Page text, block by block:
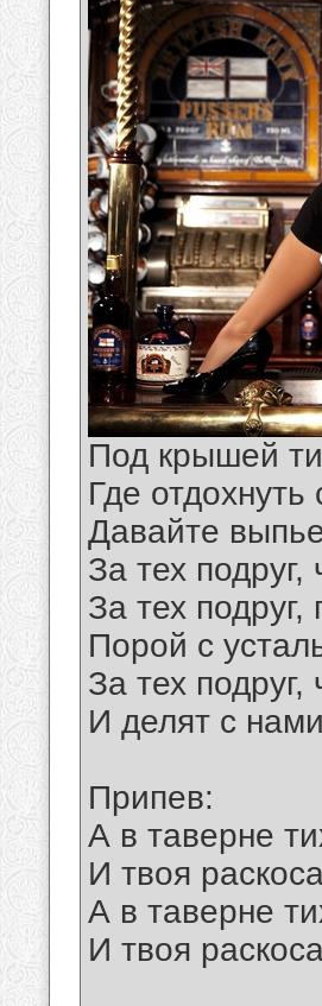
Под крышей
Где
Давайте
За тех подруг,
За тех
Порoй с
За тех
И делят с
Припев:
А в таверне
И твоя
А в таверне
И твоя